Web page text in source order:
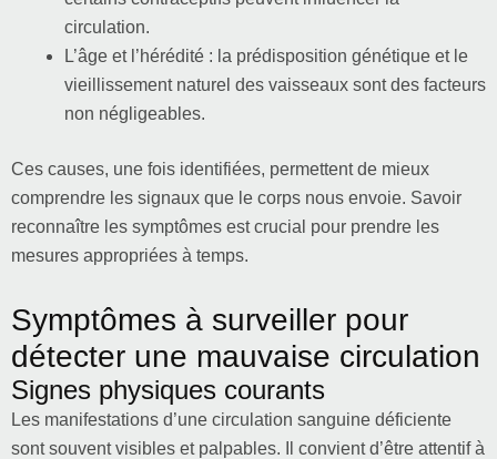
circulation.
L’âge et l’hérédité : la prédisposition génétique et le
vieillissement naturel des vaisseaux sont des facteurs
non négligeables.
Ces causes, une fois identifiées, permettent de mieux
comprendre les signaux que le corps nous envoie. Savoir
reconnaître les symptômes est crucial pour prendre les
mesures appropriées à temps.
Symptômes à surveiller pour
détecter une mauvaise circulation
Signes physiques courants
Les manifestations d’une circulation sanguine déficiente
sont souvent visibles et palpables. Il convient d’être attentif à